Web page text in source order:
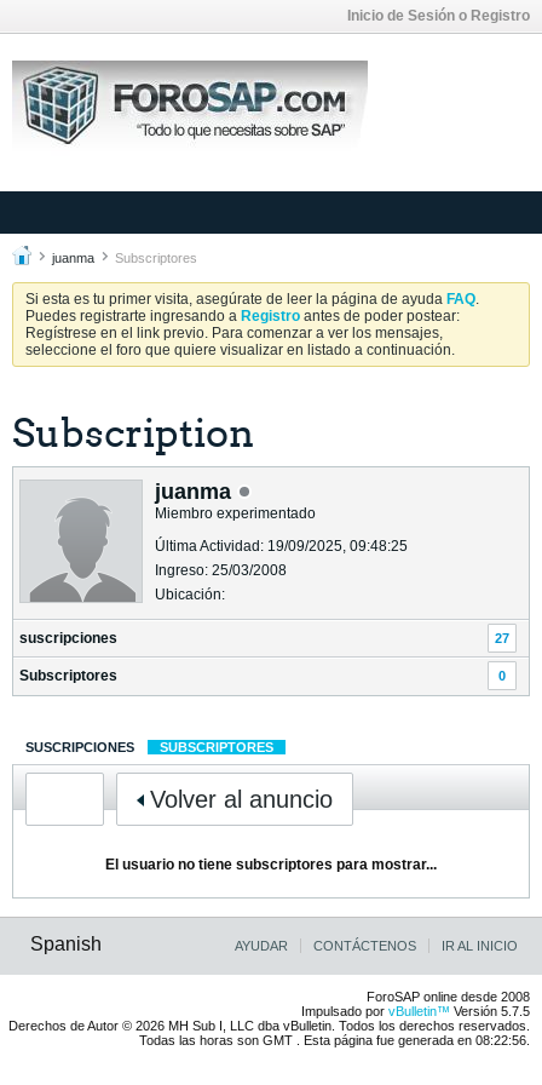
Inicio de Sesión o Registro
juanma Subscriptores
Si esta es tu primer visita, asegúrate de leer la página de ayuda FAQ.
Puedes registrarte ingresando a Registro antes de poder postear:
Regístrese en el link previo. Para comenzar a ver los mensajes,
seleccione el foro que quiere visualizar en listado a continuación.
Subscription
juanma
Miembro experimentado
Última Actividad: 19/09/2025, 09:48:25
Ingreso: 25/03/2008
Ubicación:
suscripciones 27
Subscriptores 0
SUSCRIPCIONES SUBSCRIPTORES
Volver al anuncio
El usuario no tiene subscriptores para mostrar...
Spanish AYUDAR CONTÁCTENOS IR AL INICIO
ForoSAP online desde 2008
Impulsado por vBulletin™ Versión 5.7.5
Derechos de Autor © 2026 MH Sub I, LLC dba vBulletin. Todos los derechos reservados.
Todas las horas son GMT . Esta página fue generada en 08:22:56.